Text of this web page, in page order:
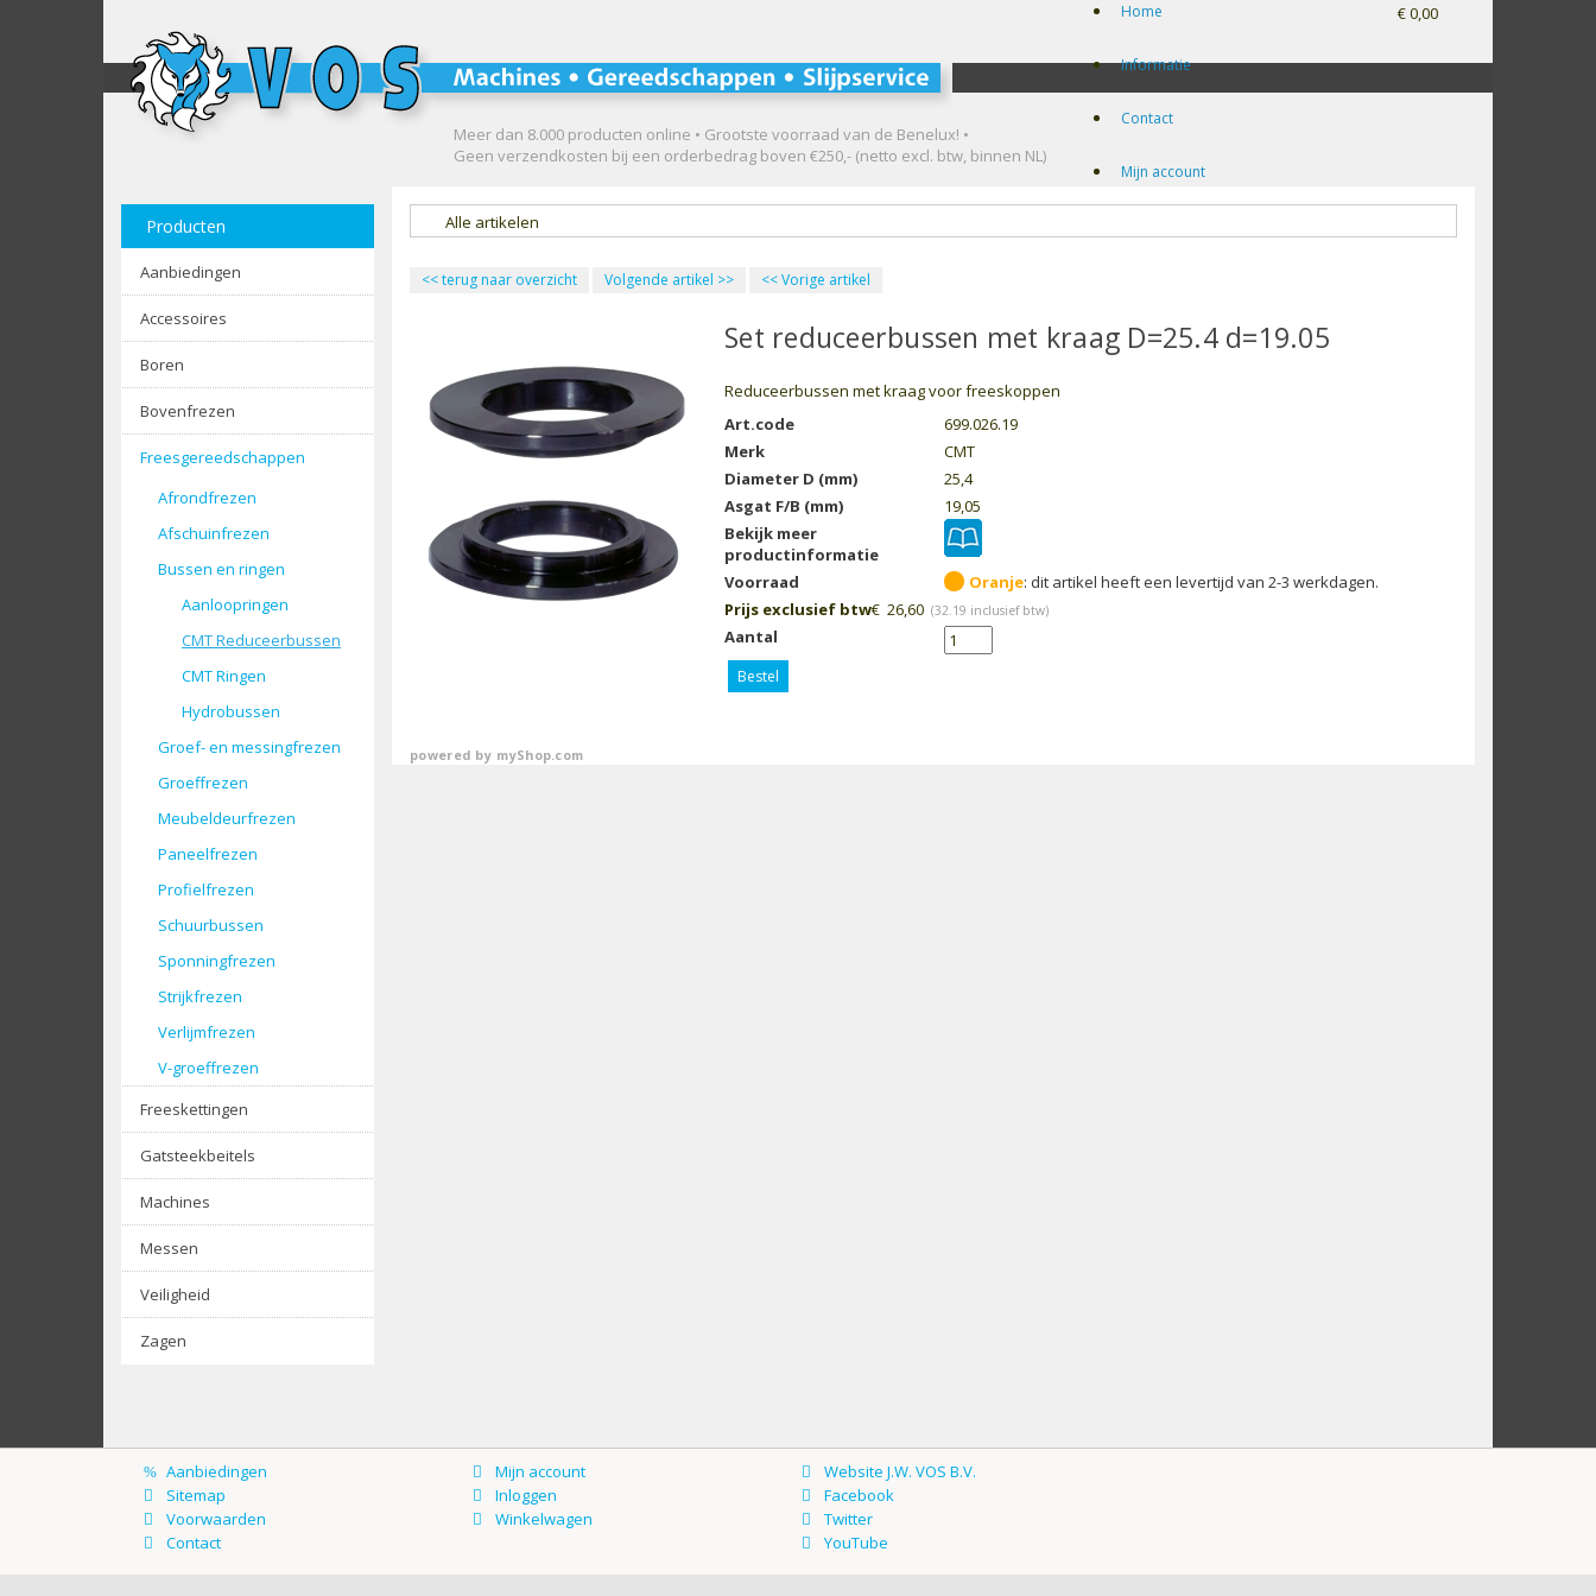
Meer dan 8.000 producten online • Grootste voorraad van de Benelux! •
Geen verzendkosten bij een orderbedrag boven €250,- (netto excl. btw, binnen NL)
€ 0,00
Home
Informatie
Contact
Mijn account
Producten
Aanbiedingen
Accessoires
Boren
Bovenfrezen
Freesgereedschappen
Afrondfrezen
Afschuinfrezen
Bussen en ringen
Aanloopringen
CMT Reduceerbussen
CMT Ringen
Hydrobussen
Groef- en messingfrezen
Groeffrezen
Meubeldeurfrezen
Paneelfrezen
Profielfrezen
Schuurbussen
Sponningfrezen
Strijkfrezen
Verlijmfrezen
V-groeffrezen
Freeskettingen
Gatsteekbeitels
Machines
Messen
Veiligheid
Zagen
Alle artikelen
<<terug naar overzicht Volgende artikel >> <<Vorige artikel
Set reduceerbussen met kraag D=25.4 d=19.05
Reduceerbussen met kraag voor freeskoppen
Art.code
699.026.19
Merk
CMT
Diameter D (mm)
25,4
Asgat F/B (mm)
19,05
Bekijk meer
productinformatie
Voorraad
Oranje
Prijs exclusief btw€ 26,60 (32.19 inclusief btw)
Aantal
Bestel
powered by myShop.com